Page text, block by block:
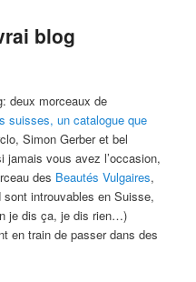
blog
deux morceaux de
suisses, un catalogue que
Simon Gerber et bel
jamais vous avez l’occasion,
des Beautés Vulgaires,
introuvables en Suisse,
je dis ça, je dis rien…)
en train de passer dans des